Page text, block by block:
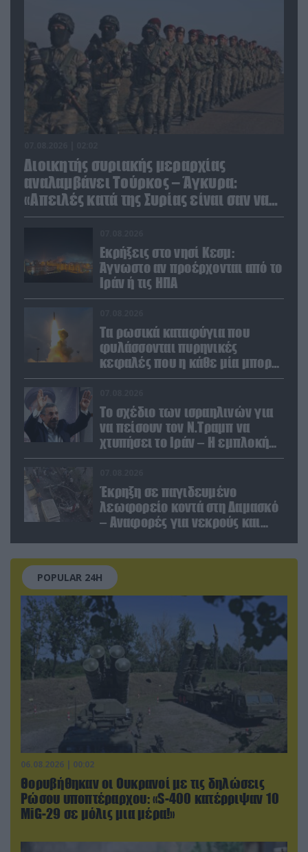
Διοικητής συριακής μεραρχίας
αναλαμβάνει Τούρκος – Άγκυρα:
«Απειλές κατά της Συρίας είναι σαν να
απειλούν εμάς»
Εκρήξεις στο νησί Κεσμ:
Άγνωστο αν προέρχονται από το
Ιράν ή τις ΗΠΑ
Τα ρωσικά καταφύγια που
φυλάσσονται πυρηνικές
κεφαλές που η κάθε μία μπορεί
να καταστρέψει «μία
Το σχέδιο των ισραηλινών για
να πείσουν τον Ν.Τραμπ να
χτυπήσει το Ιράν – Η εμπλοκή
του Μ.Αχμαντινετζάντ
Έκρηξη σε παγιδευμένο
λεωφορείο κοντά στη Δαμασκό
– Αναφορές για νεκρούς και
POPULAR 24H
06.08.2026 | 00:02
Θορυβήθηκαν οι Ουκρανοί με τις δηλώσεις
Ρώσου υποπτέραρχου: «S-400 κατέρριψαν 10
MiG-29 σε μόλις μια μέρα!»